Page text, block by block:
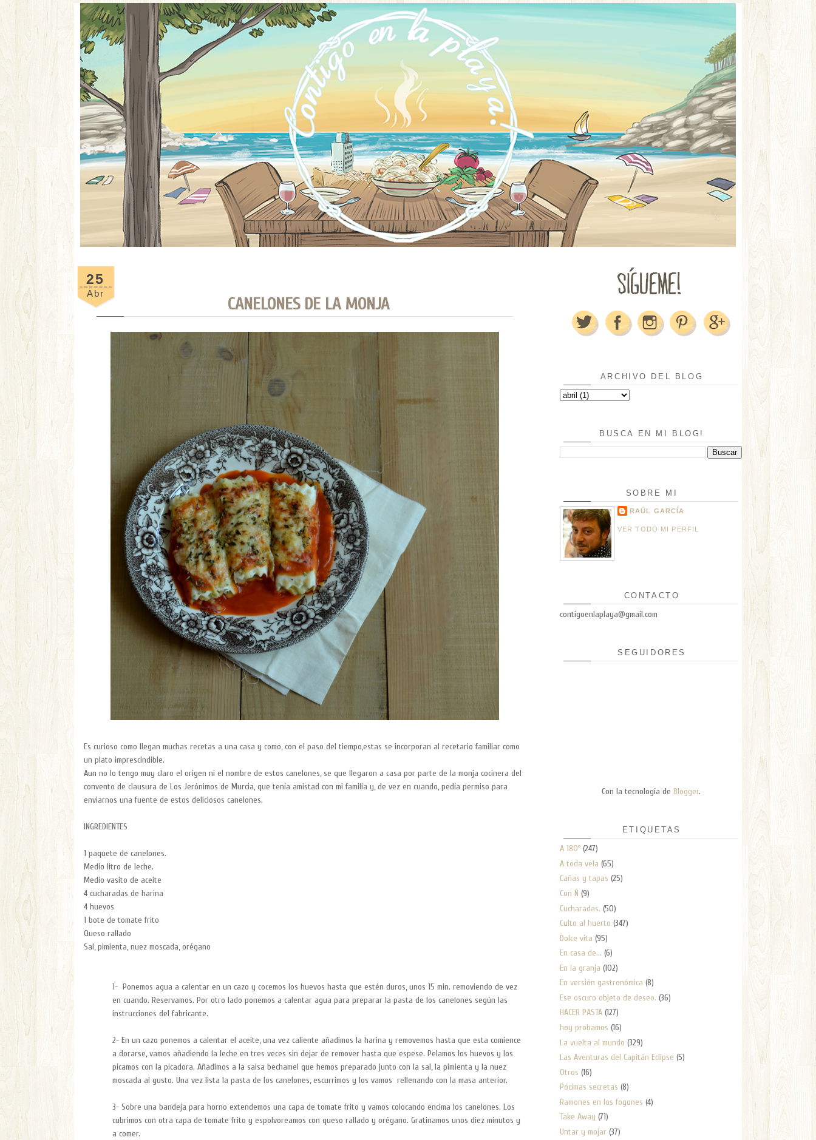
25
Abr
CANELONES DE LA MONJA
Es curioso como llegan muchas recetas a una casa y como, con el paso del tiempo,estas se incorporan al recetario familiar como
un plato imprescindible.
Aun no lo tengo muy claro el origen ni el nombre de estos canelones, se que llegaron a casa por parte de la monja cocinera del
convento de clausura de Los Jerónimos de Murcia, que tenía amistad con mi familia y, de vez en cuando, pedía permiso para
enviarnos una fuente de estos deliciosos canelones.
INGREDIENTES
1 paquete de canelones.
Medio litro de leche.
Medio vasito de aceite
4 cucharadas de harina
4 huevos
1 bote de tomate frito
Queso rallado
Sal, pimienta, nuez moscada, orégano
1- Ponemos agua a calentar en un cazo y cocemos los huevos hasta que estén duros, unos 15 min. removiendo de vez
en cuando. Reservamos. Por otro lado ponemos a calentar agua para preparar la pasta de los canelones según las
instrucciones del fabricante.
2- En un cazo ponemos a calentar el aceite, una vez caliente añadimos la harina y removemos hasta que esta comience
a dorarse, vamos añadiendo la leche en tres veces sin dejar de remover hasta que espese. Pelamos los huevos y los
picamos con la picadora. Añadimos a la salsa bechamel que hemos preparado junto con la sal, la pimienta y la nuez
moscada al gusto. Una vez lista la pasta de los canelones, escurrimos y los vamos rellenando con la masa anterior.
3- Sobre una bandeja para horno extendemos una capa de tomate frito y vamos colocando encima los canelones. Los
cubrimos con otra capa de tomate frito y espolvoreamos con queso rallado y orégano. Gratinamos unos diez minutos y
a comer.
ARCHIVO DEL BLOG
BUSCA EN MI BLOG!
SOBRE MI
RAÚL GARCÍA
VER TODO MI PERFIL
CONTACTO
contigoenlaplaya@gmail.com
SEGUIDORES
Con la tecnología de Blogger.
ETIQUETAS
A 180º (247)
A toda vela (65)
Cañas y tapas (25)
Con Ñ (9)
Cucharadas. (50)
Culto al huerto (347)
Dolce vita (95)
En casa de... (6)
En la granja (102)
En versión gastronómica (8)
Ese oscuro objeto de deseo. (36)
HACER PASTA (127)
hoy probamos (16)
La vuelta al mundo (329)
Las Aventuras del Capitán Eclipse (5)
Otros (16)
Pócimas secretas (8)
Ramones en los fogones (4)
Take Away (71)
Untar y mojar (37)